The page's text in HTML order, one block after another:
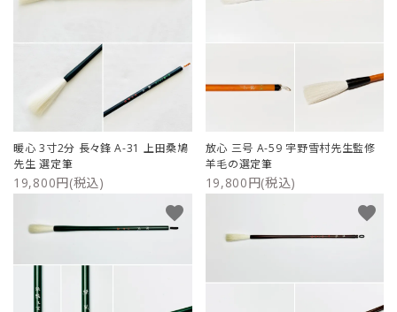
暖心 3寸2分 長々鋒 A-31 上田桑鳩
先生 選定筆
19,800円(税込)
放心 三号 A-59 宇野雪村先生監修
羊毛の選定筆
19,800円(税込)
favorite favorite